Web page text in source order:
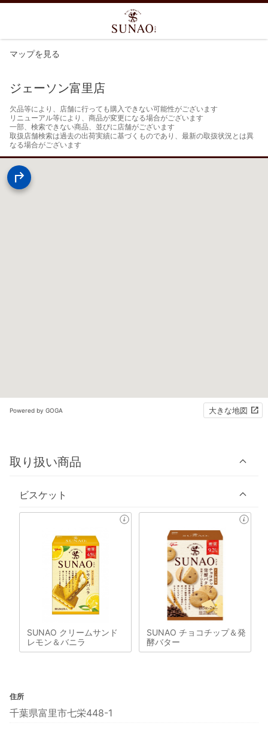
マップを見る
ジェーソン富里店
欠品等により、店舗に行っても購入できない可能性がございます
リニューアル等により、商品が変更になる場合がございます
一部、検索できない商品、並びに店舗がございます
取扱店舗検索は過去の出荷実績に基づくものであり、最新の取扱状況とは異
なる場合がございます
Powered by GOGA 大きな地図
取り扱い商品
ビスケット
SUNAO クリームサンド
レモン＆バニラ
SUNAO チョコチップ＆発
酵バター
住所
千葉県富里市七栄448-1